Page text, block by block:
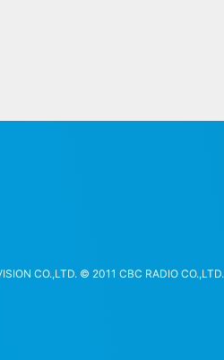
CO.,LTD. © 2011 CBC RADIO CO.,LTD.